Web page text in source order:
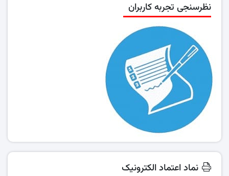
نظرسنجی تجربه کاربران
نماد اعتماد الکترونیک